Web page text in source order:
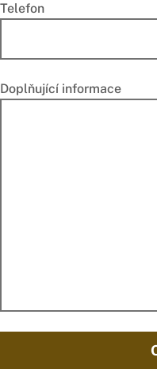
Telefon
Doplňující informace